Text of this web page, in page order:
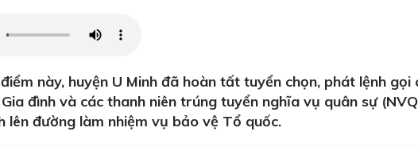
này, huyện U Minh đã hoàn tất tuyển chọn, phát lệnh gọi
đình và các thanh niên trúng tuyển nghĩa vụ quân sự
lên đường làm nhiệm vụ bảo vệ Tổ quốc.